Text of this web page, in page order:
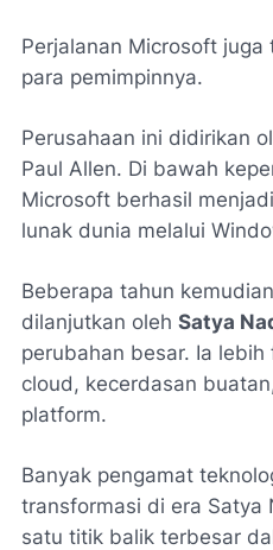
Perjalanan Microsoft
para pemimpinnya.
Perusahaan ini didirikan
Paul Allen. Di bawah
Microsoft berhasil
lunak dunia melalui
Beberapa tahun
dilanjutkan oleh Satya
perubahan besar. Ia
cloud, kecerdasan
platform.
Banyak pengamat
transformasi di era Satya
satu titik balik terbesar